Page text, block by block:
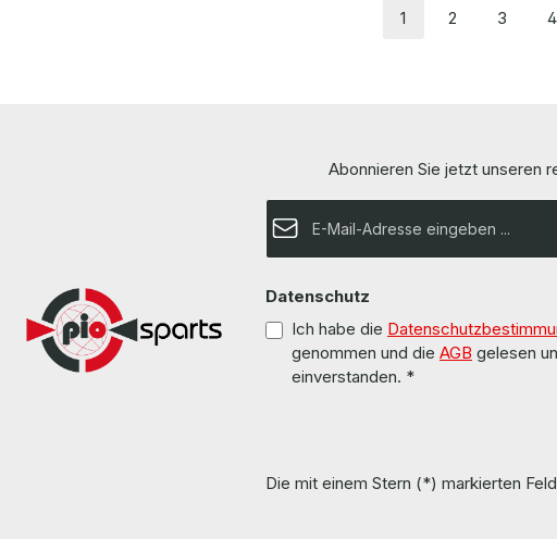
Seite
1 Seite
2 Seite
3 4
Abonnieren Sie jetzt unseren
E-Mail-Adresse*
Datenschutz
Ich habe die
genommen und die AGB gelesen
einverstanden. *
Die mit einem Stern (*) markierten